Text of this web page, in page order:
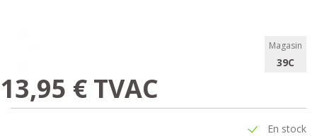
Magasin
39C
13,95 € TVAC
En stock